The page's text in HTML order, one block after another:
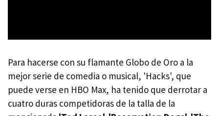
Para hacerse con su flamante Globo de Oro a la
mejor serie de comedia o musical, 'Hacks', que
puede verse en HBO Max, ha tenido que derrotar a
cuatro duras competidoras de la talla de la